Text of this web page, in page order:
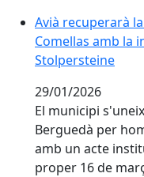
Avià recuperarà
Avià recuperarà
Comellas amb la
Stolpersteine
29/01/2026
El municipi
Berguedà per
amb un acte
proper 16 de